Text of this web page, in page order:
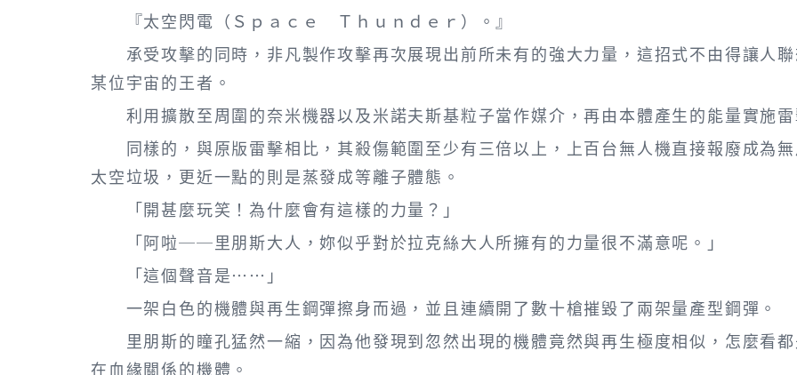
『太空閃電（Ｓｐａｃｅ Ｔｈｕｎｄｅｒ）。』
承受攻擊的同時，非凡製作攻擊再次展現出前所未有的強大力量，這招式不由得讓人聯
某位宇宙的王者。
利用擴散至周圍的奈米機器以及米諾夫斯基粒子當作媒介，再由本體產生的能量實施雷
同樣的，與原版雷擊相比，其殺傷範圍至少有三倍以上，上百台無人機直接報廢成為無
太空垃圾，更近一點的則是蒸發成等離子體態。
「開甚麼玩笑！為什麼會有這樣的力量？」
「阿啦──里朋斯大人，妳似乎對於拉克絲大人所擁有的力量很不滿意呢。」
「這個聲音是……」
一架白色的機體與再生鋼彈擦身而過，並且連續開了數十槍摧毀了兩架量產型鋼彈。
里朋斯的瞳孔猛然一縮，因為他發現到忽然出現的機體竟然與再生極度相似，怎麼看
在血緣關係的機體。